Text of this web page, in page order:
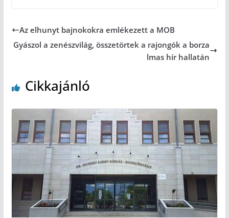
Az elhunyt bajnokokra emlékezett a MOB
Gyászol a zenészvilág, összetörtek a rajongók a borza
lmas hír hallatán
Cikkajánló